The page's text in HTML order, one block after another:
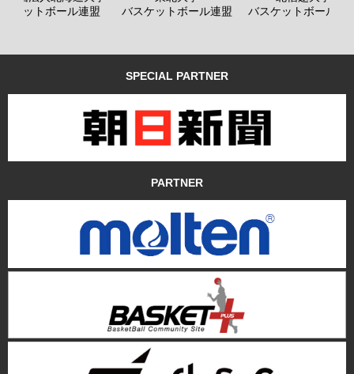
ケットボール連盟
バスケットボール連盟
バスケットボール連
SPECIAL PARTNER
PARTNER